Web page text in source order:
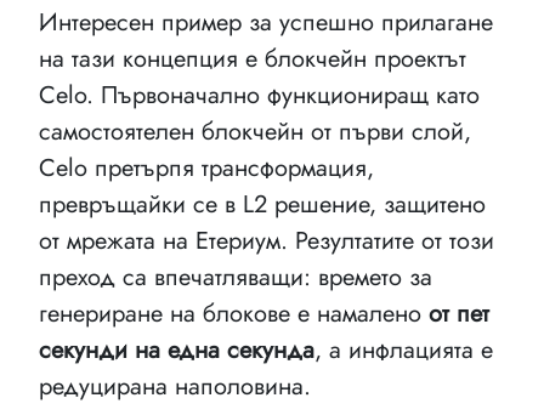
Интересен пример за успешно прилагане
на тази концепция е блокчейн проектът
Celo. Първоначално функциониращ като
самостоятелен блокчейн от първи слой,
Celo претърпя трансформация,
превръщайки се в L2 решение, защитено
от мрежата на Етериум. Резултатите от този
преход са впечатляващи: времето за
генериране на блокове е намалено от пет
секунди на една секунда, а инфлацията е
редуцирана наполовина.